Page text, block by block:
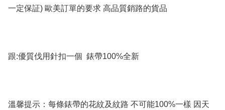
一定保証) 歐美訂單的要求 高品質銷路的貨品
跟:優質伐用針扣一個  錶帶100%全新
溫馨提示：每條錶帶的花紋及紋路 不可能100%一樣 因天